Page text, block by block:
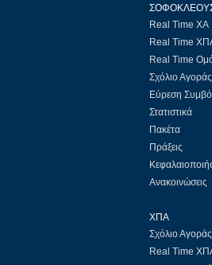
Real Time ΧΑ
Real Time
Real Time
Σχόλιο Αγοράς
Εύρεση
Στατιστικά
Πακέτα
Πράξεις
Ανακοινώσεις
ΧΠΑ
Σχόλιο Αγοράς
Real Time